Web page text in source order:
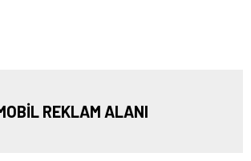
REKLAM ALANI